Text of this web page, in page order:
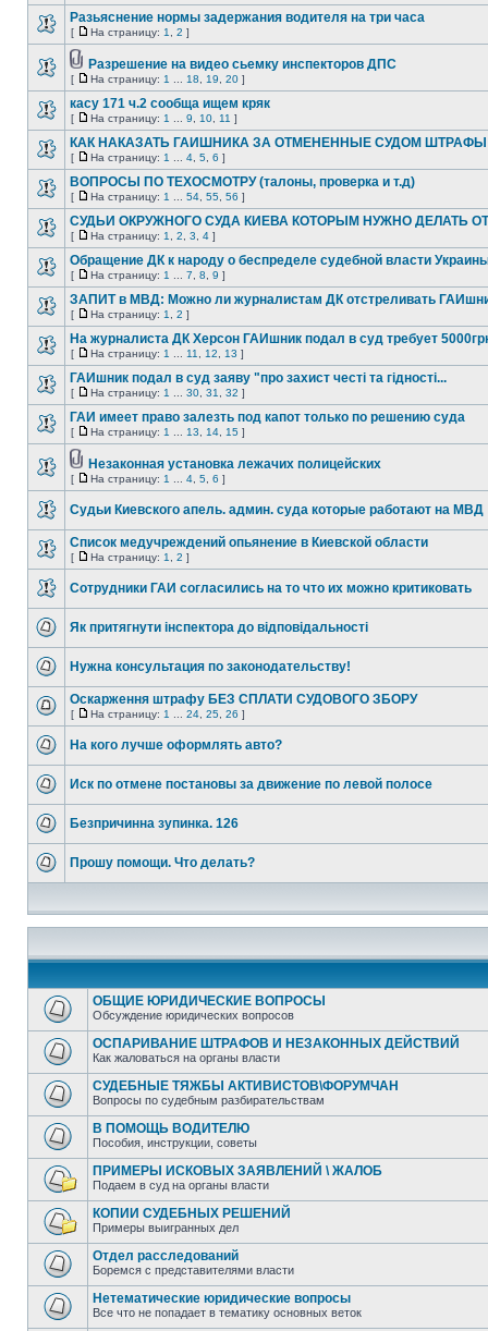
Разьяснение нормы задержания водителя на три часа
[ На страницу: 1 2 ]
Разрешение на видео сьемку инспекторов ДПС
[ На страницу: 1 18 19 20 ]
касу 171 ч.2 сообща ищем кряк
[ На страницу: 1 9 10 11 ]
КАК НАКАЗАТЬ ГАИШНИКА ЗА ОТМЕНЕННЫЕ СУДОМ ШТРАФЫ
[ На страницу: 1 4 5 6 ]
ВОПРОСЫ ПО ТЕХОСМОТРУ (талоны, проверка и т.д)
[ На страницу: 1 54 55 56 ]
СУДЬИ ОКРУЖНОГО СУДА КИЕВА КОТОРЫМ НУЖНО ДЕЛАТЬ
[ На страницу: 1 2 3 4 ]
Обращение ДК к народу о беспределе судебной власти
[ На страницу: 1 7 8 9 ]
ЗАПИТ в МВД: Можно ли журналистам ДК отстреливать
[ На страницу: 1 2 ]
На журналиста ДК Херсон ГАИшник подал в суд требует
[ На страницу: 1 11 12 13 ]
ГАИшник подал в суд заяву "про захист честі та гідності...
[ На страницу: 1 30 31 32 ]
ГАИ имеет право залезть под капот только по решению суда
[ На страницу: 1 13 14 15 ]
Незаконная установка лежачих полицейских
[ На страницу: 1 4 5 6 ]
Судьи Киевского апель. админ. суда которые работают на МВД
Список медучреждений опьянение в Киевской области
[ На страницу: 1 2 ]
Сотрудники ГАИ согласились на то что их можно критиковать
Як притягнути інспектора до відповідальності
Нужна консультация по законодательству!
Оскарження штрафу БЕЗ СПЛАТИ СУДОВОГО ЗБОРУ
[ На страницу: 1 24 25 26 ]
На кого лучше оформлять авто?
Иск по отмене постановы за движение по левой полосе
Безпричинна зупинка. 126
Прошу помощи. Что делать?
ОБЩИЕ ЮРИДИЧЕСКИЕ ВОПРОСЫ
Обсуждение юридических вопросов
ОСПАРИВАНИЕ ШТРАФОВ И НЕЗАКОННЫХ ДЕЙСТВИЙ
Как жаловаться на органы власти
СУДЕБНЫЕ ТЯЖБЫ АКТИВИСТОВ\ФОРУМЧАН
Вопросы по судебным разбирательствам
В ПОМОЩЬ ВОДИТЕЛЮ
Пособия, инструкции, советы
ПРИМЕРЫ ИСКОВЫХ ЗАЯВЛЕНИЙ \ ЖАЛОБ
Подаем в суд на органы власти
КОПИИ СУДЕБНЫХ РЕШЕНИЙ
Примеры выигранных дел
Отдел расследований
Боремся с представителями власти
Нетематические юридические вопросы
Все что не попадает в тематику основных веток